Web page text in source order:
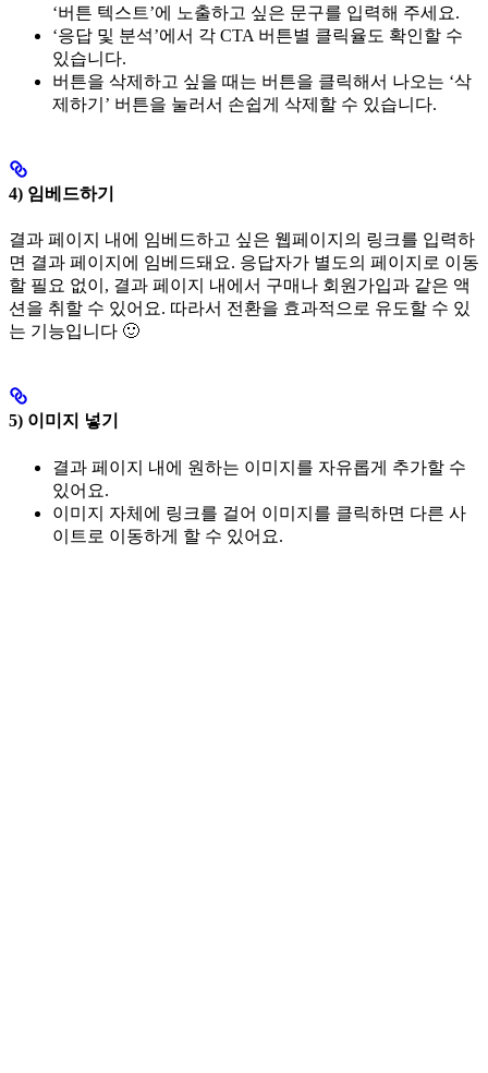
‘버튼 텍스트’에 노출하고 싶은 문구를 입력해 주세요.
‘응답 및 분석’에서 각 CTA 버튼별 클릭율도 확인할 수
있습니다.
버튼을 삭제하고 싶을 때는 버튼을 클릭해서 나오는 ‘삭
제하기’ 버튼을 눌러서 손쉽게 삭제할 수 있습니다.
4) 임베드하기
결과 페이지 내에 임베드하고 싶은 웹페이지의 링크를 입력하
면 결과 페이지에 임베드돼요. 응답자가 별도의 페이지로 이동
할 필요 없이, 결과 페이지 내에서 구매나 회원가입과 같은 액
션을 취할 수 있어요. 따라서 전환을 효과적으로 유도할 수 있
는 기능입니다 🙂
5) 이미지 넣기
결과 페이지 내에 원하는 이미지를 자유롭게 추가할 수
있어요.
이미지 자체에 링크를 걸어 이미지를 클릭하면 다른 사
이트로 이동하게 할 수 있어요.